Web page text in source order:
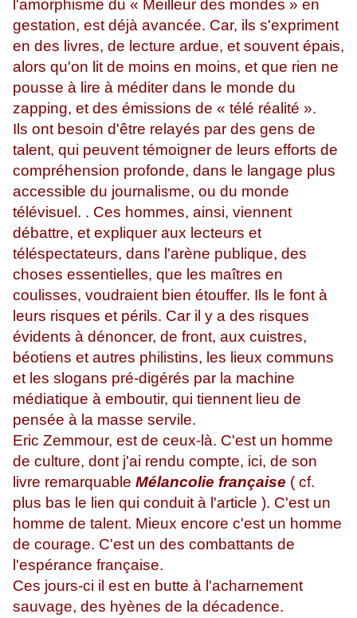
l'amorphisme du « Meilleur des mondes » en
gestation, est déjà avancée. Car, ils s'expriment
en des livres, de lecture ardue, et souvent épais,
alors qu'on lit de moins en moins, et que rien ne
pousse à lire à méditer dans le monde du
zapping, et des émissions de « télé réalité ».
Ils ont besoin d'être relayés par des gens de
talent, qui peuvent témoigner de leurs efforts de
compréhension profonde, dans le langage plus
accessible du journalisme, ou du monde
télévisuel. . Ces hommes, ainsi, viennent
débattre, et expliquer aux lecteurs et
téléspectateurs, dans l'arène publique, des
choses essentielles, que les maîtres en
coulisses, voudraient bien étouffer. Ils le font à
leurs risques et périls. Car il y a des risques
évidents à dénoncer, de front, aux cuistres,
béotiens et autres philistins, les lieux communs
et les slogans pré-digérés par la machine
médiatique à emboutir, qui tiennent lieu de
pensée à la masse servile.
Eric Zemmour, est de ceux-là. C'est un homme
de culture, dont j'ai rendu compte, ici, de son
livre remarquable Mélancolie française ( cf.
plus bas le lien qui conduit à l'article ). C'est un
homme de talent. Mieux encore c'est un homme
de courage. C'est un des combattants de
l'espérance française.
Ces jours-ci il est en butte à l'acharnement
sauvage, des hyènes de la décadence.